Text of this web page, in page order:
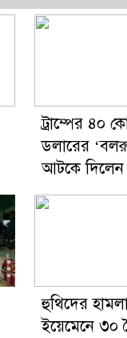
ট্রাম্পের ৪০
ডলারের
আটকে
হুথিদের
ইয়েমেনে ৩০